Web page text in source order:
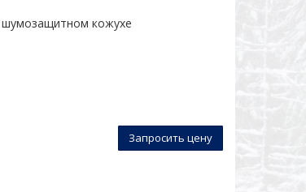
кожухе
Запросить цену